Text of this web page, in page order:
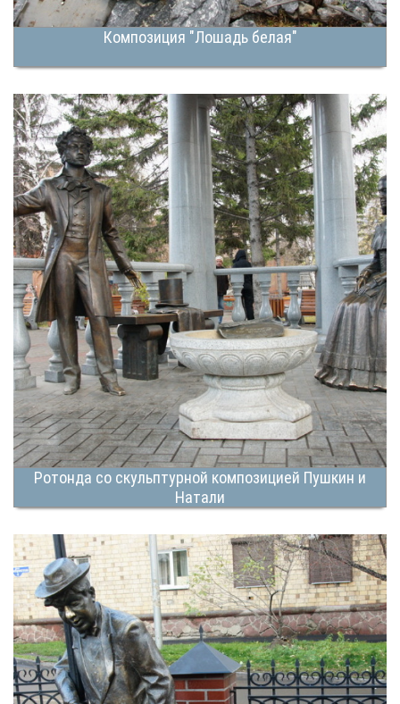
Композиция "Лошадь белая"
Ротонда со скульптурной композицией Пушкин и
Натали